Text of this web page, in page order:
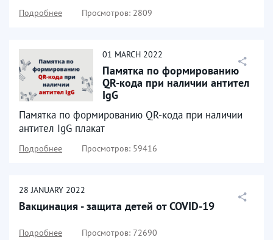
Подробнее Просмотров: 2809
01 MARCH 2022
Памятка по формированию
QR-кода при наличии антител
IgG
Памятка по формированию QR-кода при наличии
антител IgG плакат
Подробнее Просмотров: 59416
28 JANUARY 2022
Вакцинация - защита детей от COVID-19
Подробнее Просмотров: 72690